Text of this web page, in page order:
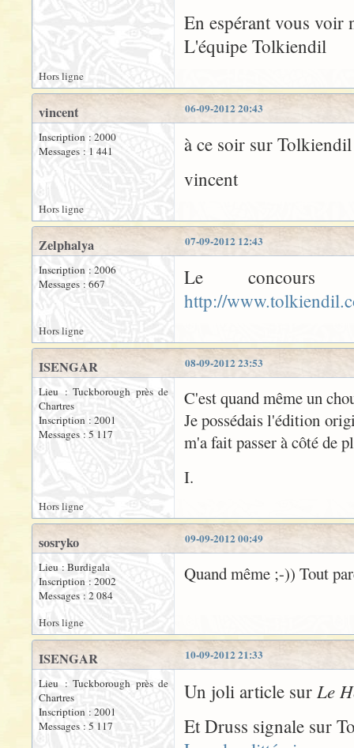
En espérant vous voir
L'équipe Tolkiendil
Hors ligne
06-09-2012 20:43
vincent
Inscription : 2000
Messages : 1 441
à ce soir sur
vincent
Hors ligne
07-09-2012 12:43
Zelphalya
Inscription : 2006
Messages : 667
Le concours
http://
Hors ligne
08-09-2012 23:53
ISENGAR
Lieu : Tuckborough près de
Chartres
Inscription : 2001
Messages : 5 117
C'est quand même un
Je possédais l'édition
m'a fait passer à côté de
I.
Hors ligne
09-09-2012 00:49
sosryko
Lieu : Burdigala
Inscription : 2002
Messages : 2 084
Quand même ;-)) Tout
Hors ligne
10-09-2012 21:33
ISENGAR
Lieu : Tuckborough près de
Chartres
Inscription : 2001
Messages : 5 117
Un joli article sur Le
Et Druss signale sur